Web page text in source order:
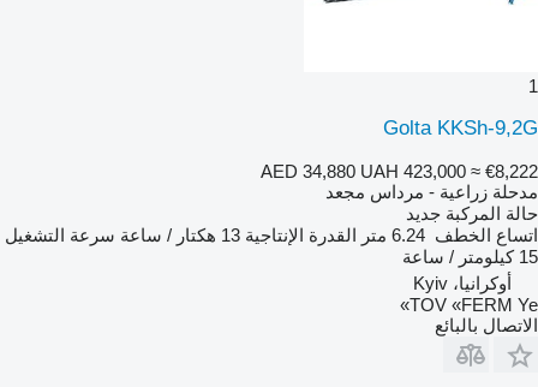
1
Golta KKSh-9,2G
AED 34,880 UAH 423,000 ≈ €8,222
مدحلة زراعية - مرداس مجعد
حالة المركبة جديد
اتساع الخطف 6.24 متر القدرة الإنتاجية 13 هكتار / ساعة
سرعة التشغيل
15 كيلومتر / ساعة
أوكرانيا، Kyiv
TOV «FERM Ye»
الاتصال بالبائع